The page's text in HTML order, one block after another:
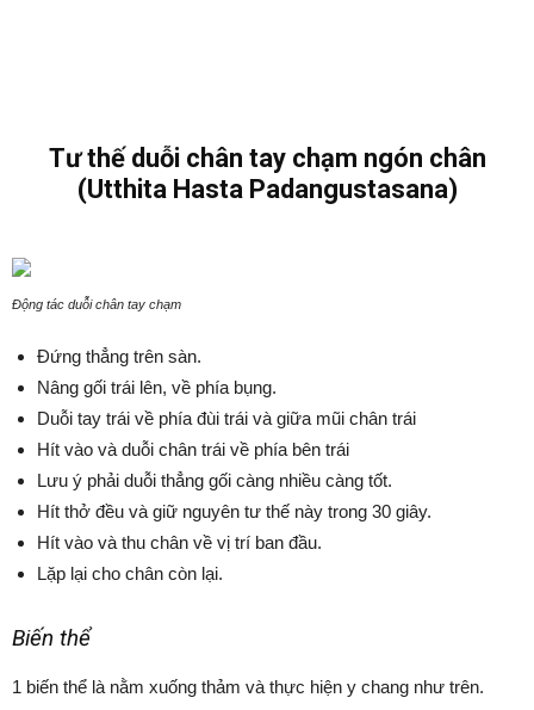
Tư thế duỗi chân tay chạm ngón chân
(Utthita Hasta Padangustasana)
Động tác duỗi chân tay chạm
Đứng thẳng trên sàn.
Nâng gối trái lên, về phía bụng.
Duỗi tay trái về phía đùi trái và giữa mũi chân trái
Hít vào và duỗi chân trái về phía bên trái
Lưu ý phải duỗi thẳng gối càng nhiều càng tốt.
Hít thở đều và giữ nguyên tư thế này trong 30 giây.
Hít vào và thu chân về vị trí ban đầu.
Lặp lại cho chân còn lại.
Biến thể
1 biến thể là nằm xuống thảm và thực hiện y chang như trên.